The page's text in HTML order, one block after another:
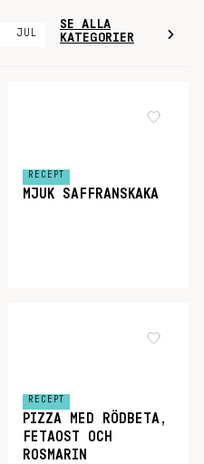
JUL
SE ALLA
KATEGORIER
RECEPT
MJUK SAFFRANSKAKA
RECEPT
PIZZA MED RÖDBETA,
FETAOST OCH
ROSMARIN